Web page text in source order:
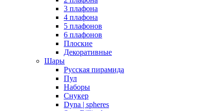
3 плафона
4 плафона
5 плафонов
6 плафонов
Плоские
Декоративные
Шары
Русская пирамида
Пул
Наборы
Снукер
Dyna | spheres